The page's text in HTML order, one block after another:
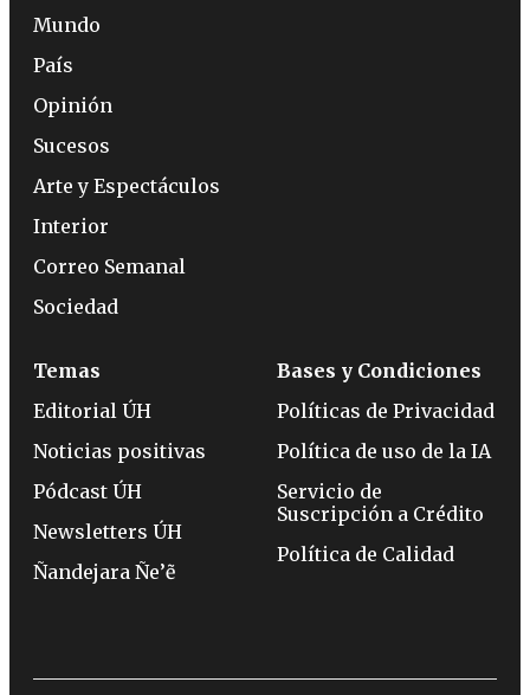
Mundo
País
Opinión
Sucesos
Arte y Espectáculos
Interior
Correo Semanal
Sociedad
Temas
Editorial ÚH
Noticias positivas
Pódcast ÚH
Newsletters ÚH
Ñandejara Ñe’ẽ
Bases y Condiciones
Políticas de Privacidad
Política de uso de la IA
Servicio de
Suscripción a Crédito
Política de Calidad